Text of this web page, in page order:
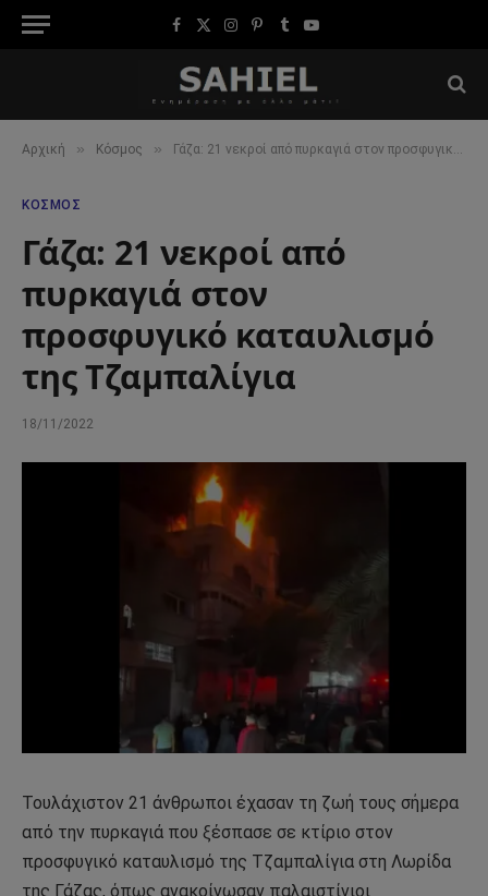
Facebook
X
Instagram
Pinterest
TumblrYouTube
Αρχική » Κόσμος » Γάζα: 21 νεκροί από πυρκαγιά στον προσφυγικό καταυλισμό της Τζαμπαλίγια
ΚΌΣΜΟΣ
Γάζα: 21 νεκροί από
πυρκαγιά στον
προσφυγικό καταυλισμό
της Τζαμπαλίγια
18/11/2022
Τουλάχιστον 21 άνθρωποι έχασαν τη ζωή τους σήμερα
από την πυρκαγιά που ξέσπασε σε κτίριο στον
προσφυγικό καταυλισμό της Τζαμπαλίγια στη Λωρίδα
της Γάζας, όπως ανακοίνωσαν παλαιστίνιοι